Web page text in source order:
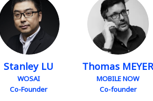
SL
Stanley LU
WOSAI
Co-Founder
TM
Thomas
MOBILE NOW
Co-founder